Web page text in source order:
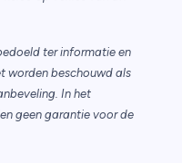
ter informatie en
worden beschouwd als
In het
geen garantie voor de